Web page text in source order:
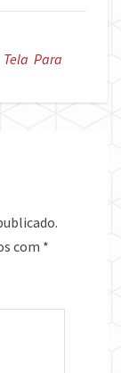
Tela Para
com *